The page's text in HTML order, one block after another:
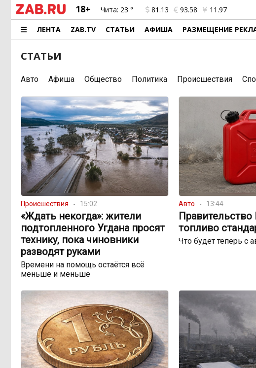
18+ Чита: 23 ° 81.13 93.58 11.97
ЛЕНТА ZAB.TV СТАТЬИ АФИША РАЗМЕЩЕНИЕ
СТАТЬИ
Авто Афиша Общество Политика Происшествия
Происшествия 15:02
«Ждать некогда»: жители
подтопленного Угдана просят
технику, пока чиновники
разводят руками
Времени на помощь остаётся всё
меньше и меньше
Авто 13:44
Правительство
топливо
Что будет теперь с